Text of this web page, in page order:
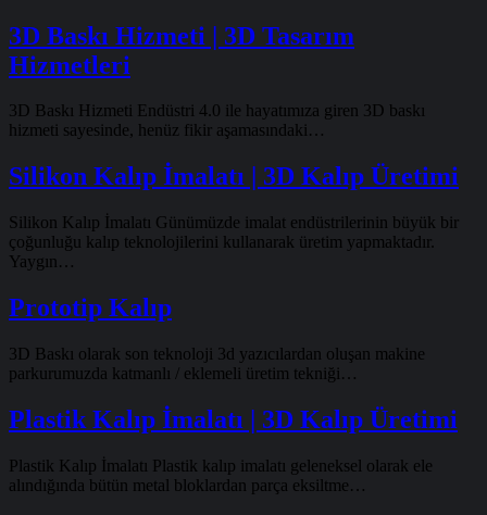
3D Baskı Hizmeti | 3D Tasarım
Hizmetleri
3D Baskı Hizmeti Endüstri 4.0 ile hayatımıza giren 3D baskı
hizmeti sayesinde, henüz fikir aşamasındaki…
Silikon Kalıp İmalatı | 3D Kalıp Üretimi
Silikon Kalıp İmalatı Günümüzde imalat endüstrilerinin büyük bir
çoğunluğu kalıp teknolojilerini kullanarak üretim yapmaktadır.
Yaygın…
Prototip Kalıp
3D Baskı olarak son teknoloji 3d yazıcılardan oluşan makine
parkurumuzda katmanlı / eklemeli üretim tekniği…
Plastik Kalıp İmalatı | 3D Kalıp Üretimi
Plastik Kalıp İmalatı Plastik kalıp imalatı geleneksel olarak ele
alındığında bütün metal bloklardan parça eksiltme…